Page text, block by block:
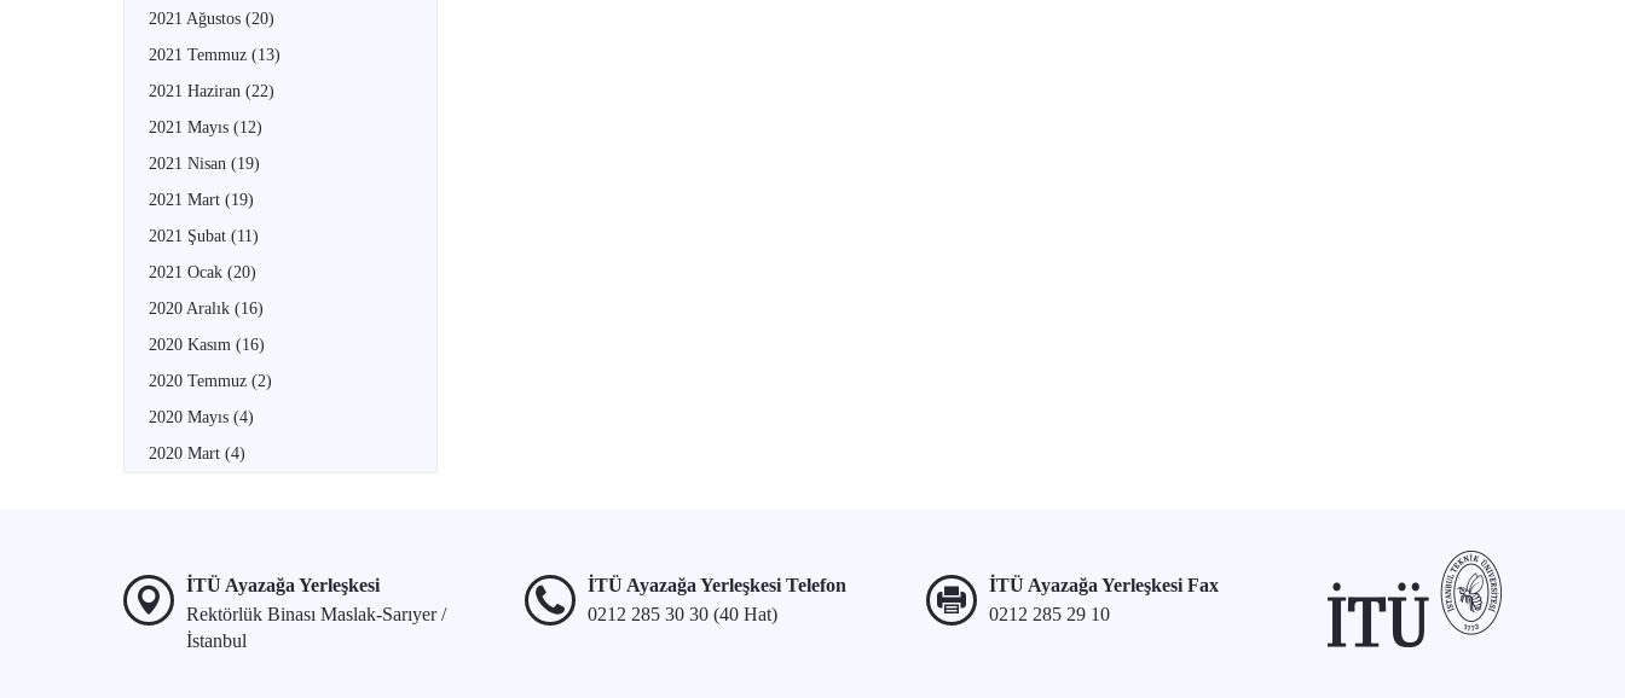
2021 Ağustos (20)
2021 Temmuz (13)
2021 Haziran (22)
2021 Mayıs (12)
2021 Nisan (19)
2021 Mart (19)
2021 Şubat (11)
2021 Ocak (20)
2020 Aralık (16)
2020 Kasım (16)
2020 Temmuz (2)
2020 Mayıs (4)
2020 Mart (4)
İTÜ Ayazağa Yerleşkesi
Rektörlük Binası Maslak-Sarıyer /
İstanbul
İTÜ Ayazağa Yerleşkesi Telefon
0212 285 30 30 (40 Hat)
İTÜ Ayazağa Yerleşkesi Fax
0212 285 29 10